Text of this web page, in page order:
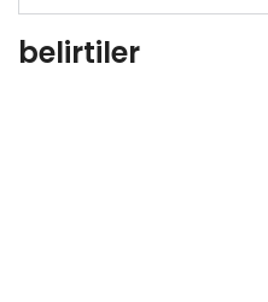
belirtiler